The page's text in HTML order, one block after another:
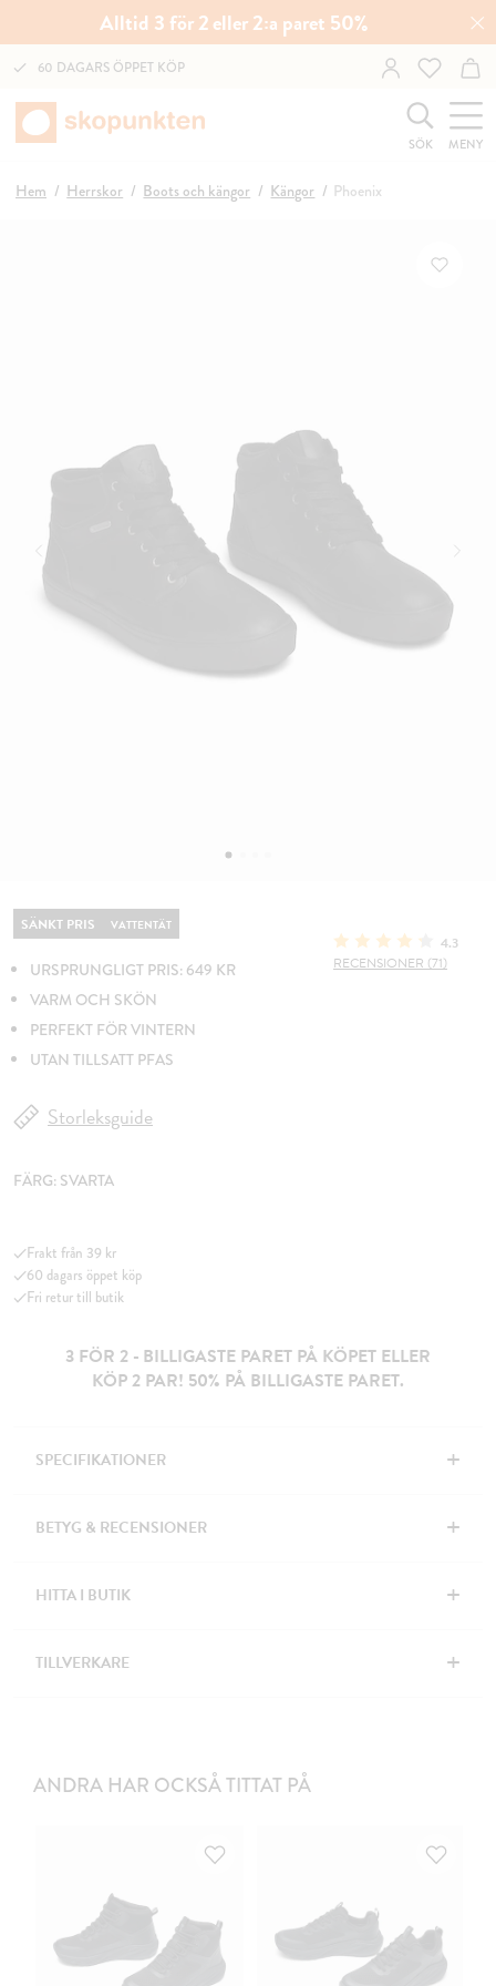
Alltid 3 för 2 eller 2:a paret 50%
60 DAGARS ÖPPET KÖP
SÖK MENY
Hem Herrskor Boots och kängor Kängor Phoenix
SÄNKT PRIS VATTENTÄT
URSPRUNGLIGT PRIS: 649 KR
VARM OCH SKÖN
PERFEKT FÖR VINTERN
UTAN TILLSATT PFAS
4.3
RECENSIONER (71)
Storleksguide
FÄRG: SVARTA
Frakt från 39 kr
60 dagars öppet köp
Fri retur till butik
3 FÖR 2 - BILLIGASTE PARET PÅ KÖPET ELLER
KÖP 2 PAR! 50% PÅ BILLIGASTE PARET.
SPECIFIKATIONER +
BETYG & RECENSIONER +
HITTA I BUTIK +
TILLVERKARE +
ANDRA HAR OCKSÅ TITTAT PÅ